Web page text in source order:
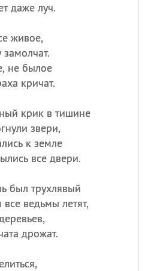
даже луч.
живое,
не былое
кричат.
крик в тишине
звери,
к земле
все двери.
был трухлявый
ведьмы летят,
дрожат.